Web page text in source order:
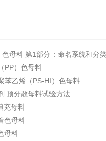
母料 第1部分：命名系统和分
PP）色母料
苯乙烯（PS-HI）色母料
预分散母料试验方法
充母料
色母料
母料